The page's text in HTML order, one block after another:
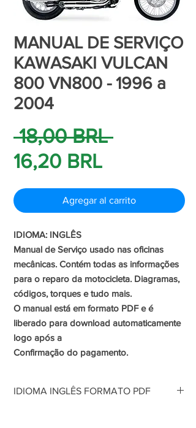
MANUAL DE SERVIÇO
KAWASAKI VULCAN
800 VN800 - 1996 a
2004
18,00 BRL Precio
16,20 BRLPrecio
de
oferta
Agregar al carrito
IDIOMA: INGLÊS
Manual de Serviço usado nas oficinas
mecânicas. Contém todas as informações
para o reparo da motocicleta. Diagramas,
códigos, torques e tudo mais.
O manual está em formato PDF e é
liberado para download automaticamente
logo após a
Confirmação do pagamento.
IDIOMA INGLÊS FORMATO PDF